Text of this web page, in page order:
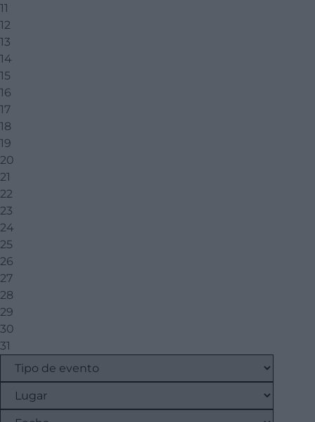
11
12
13
14
15
16
17
18
19
20
21
22
23
24
25
26
27
28
29
30
31